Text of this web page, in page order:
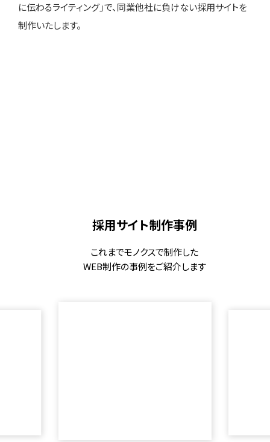
に伝わるライティング」で、同業他社に負けない採用サイトを
制作いたします。
採用サイト制作事例
これまでモノクスで制作した
WEB制作の事例をご紹介します